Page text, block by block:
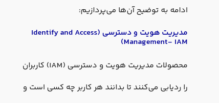
ادامه به توضیح آن‌ها می‌پردازیم:
مدیریت هویت و دسترسی (Identify and Access
Management- IAM)
محصولات مدیریت هویت و دسترسی (IAM) کاربران
را ردیابی می‌کنند تا بدانند هر کاربر چه کسی است و